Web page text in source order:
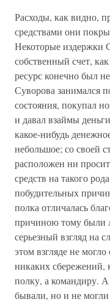
Расходы, как видно,
средствами они
Некоторые издержки
собственный счет,
ресурс конечно был
Суворова занимался
состояния, покупал
и давал взаймы
какое-нибудь
небольшое; со своей
расположен ни
средств на такого
побудительных
полка отличалась
причиною тому были
серьезный взгляд на
этом взгляде не могло
никаких сбережений,
полку, а командиру.
бывали, но и не